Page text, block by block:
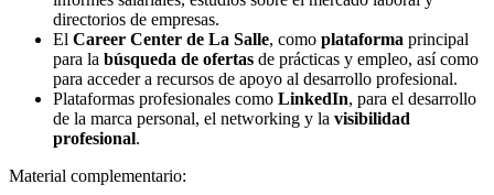
directorios de empresas.
El Career Center de La Salle, como plataforma principal
para la búsqueda de ofertas de prácticas y empleo, así como
para acceder a recursos de apoyo al desarrollo profesional.
Plataformas profesionales como LinkedIn, para el desarrollo
de la marca personal, el networking y la visibilidad
profesional.
Material complementario: